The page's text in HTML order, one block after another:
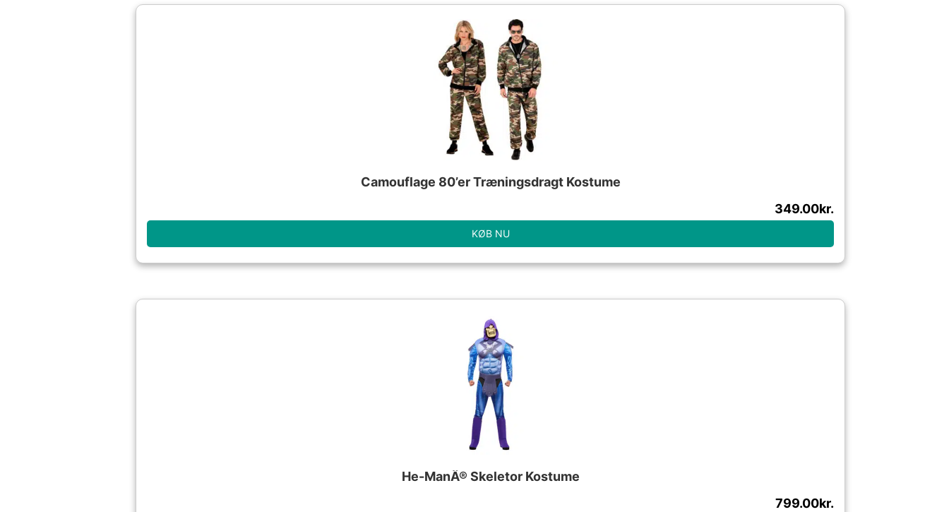
Camouflage 80’er Træningsdragt Kostume
349.00kr.
KØB NU
He-ManÂ® Skeletor Kostume
799.00kr.